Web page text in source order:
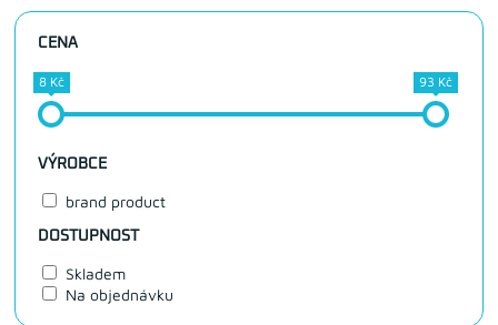
CENA
8 Kč 93 Kč
VÝROBCE
brand product
DOSTUPNOST
Skladem
Na objednávku